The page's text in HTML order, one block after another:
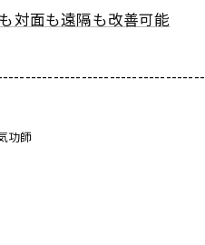
対面も遠隔も改善可能
功師